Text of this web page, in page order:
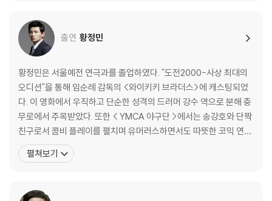
출연 황정민
황정민은 서울예전 연극과를 졸업하였다. "도전2000-사상 최대의
오디션"을 통해 임순례 감독의 <와이키키 브라더스>에 캐스팅되었
다. 이 영화에서 우직하고 단순한 성격의 드러머 강수 역으로 분해 충
무로에서 주목받았다. 또한 < YMCA 야구단 >에서는 송강호와 단짝
친구로서 콤비 플레이를 펼치며 유머러스하면서도 따뜻한 코믹 연기
를 선보이고, <로드무비>에서는 사랑은 상처뿐이라고 생각하면서도
또다시 남자와 사랑에 빠지는 동성애자 대식 역으로 나온다. 이처럼
질거리는 비열한 변호사까지 그 다양한 캐릭터를 넘나들며
펼쳐보기